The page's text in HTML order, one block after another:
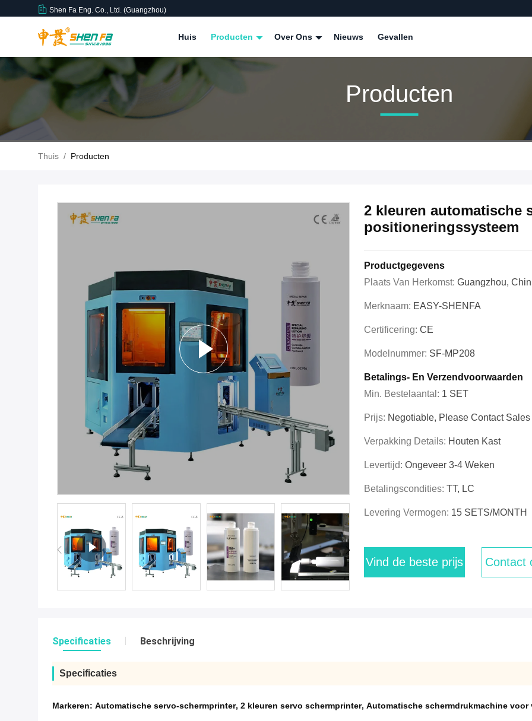
Shen Fa Eng. Co., Ltd. (Guangzhou)
Huis Producten Over Ons Nieuws Gevallen
Producten
Thuis / Producten
2 kleuren automatische
positioneringssysteem
Productgegevens
Plaats Van Herkomst: Guangzhou,
Merknaam: EASY-SHENFA
Certificering: CE
Modelnummer: SF-MP208
Betalings- En Verzendvoorwaarden
Min. Bestelaantal: 1 SET
Prijs: Negotiable, Please Contact
Verpakking Details: Houten Kast
Levertijd: Ongeveer 3-4 Weken
Betalingscondities: TT, LC
Levering Vermogen: 15 SETS/MONTH
Vind de beste prijs Contact
Specificaties Beschrijving
Specificaties
Markeren: Automatische servo-schermprinter, 2 kleuren servo schermprinter, Automatische schermdrukmachine